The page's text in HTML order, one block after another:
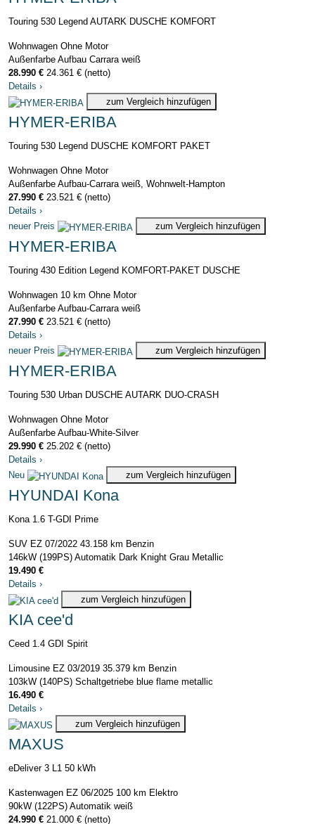
Touring 530 Legend AUTARK DUSCHE KOMFORT
Wohnwagen Ohne Motor
Außenfarbe Aufbau Carrara weiß
28.990 € 24.361 € (netto)
Details ›
zum Vergleich hinzufügen
HYMER-ERIBA
Touring 530 Legend DUSCHE KOMFORT PAKET
Wohnwagen Ohne Motor
Außenfarbe Aufbau-Carrara weiß, Wohnwelt-Hampton
27.990 € 23.521 € (netto)
Details ›
neuer Preis
zum Vergleich hinzufügen
HYMER-ERIBA
Touring 430 Edition Legend KOMFORT-PAKET DUSCHE
Wohnwagen 10 km Ohne Motor
Außenfarbe Aufbau-Carrara weiß
27.990 € 23.521 € (netto)
Details ›
neuer Preis
zum Vergleich hinzufügen
HYMER-ERIBA
Touring 530 Urban DUSCHE AUTARK DUO-CRASH
Wohnwagen Ohne Motor
Außenfarbe Aufbau-White-Silver
29.990 € 25.202 € (netto)
Details ›
Neu
zum Vergleich hinzufügen
HYUNDAI Kona
Kona 1.6 T-GDI Prime
SUV EZ 07/2022 43.158 km Benzin
146kW (199PS) Automatik Dark Knight Grau Metallic
19.490 €
Details ›
zum Vergleich hinzufügen
KIA cee'd
Ceed 1.4 GDI Spirit
Limousine EZ 03/2019 35.379 km Benzin
103kW (140PS) Schaltgetriebe blue flame metallic
16.490 €
Details ›
zum Vergleich hinzufügen
MAXUS
eDeliver 3 L1 50 kWh
Kastenwagen EZ 06/2025 100 km Elektro
90kW (122PS) Automatik weiß
24.990 € 21.000 € (netto)